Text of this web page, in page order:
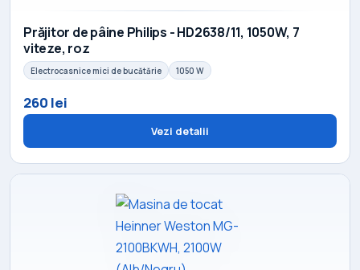
Prăjitor de pâine Philips - HD2638/11, 1050W, 7
viteze, roz
Electrocasnice mici de bucătărie 1050 W
260 lei
Vezi detalii